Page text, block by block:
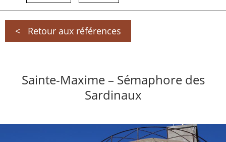
Retour aux références
Sainte-Maxime – Sémaphore des
Sardinaux